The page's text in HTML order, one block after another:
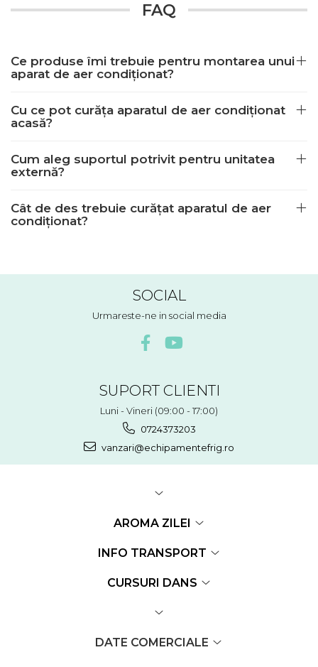
FAQ
Ce produse îmi trebuie pentru montarea unui
aparat de aer condiționat?
Cu ce pot curăța aparatul de aer condiționat
acasă?
Cum aleg suportul potrivit pentru unitatea
externă?
Cât de des trebuie curățat aparatul de aer
condiționat?
SOCIAL
Urmareste-ne in social media
SUPORT CLIENTI
Luni - Vineri (09:00 - 17:00)
0724373203
vanzari@echipamentefrig.ro
AROMA ZILEI
INFO TRANSPORT
CURSURI DANS
DATE COMERCIALE